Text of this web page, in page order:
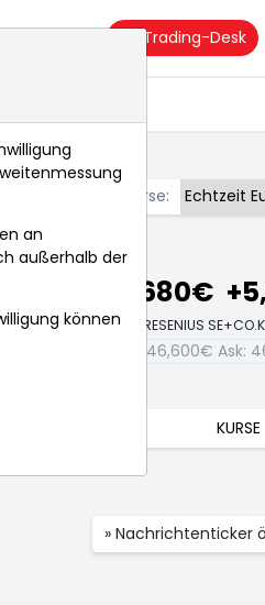
Trading-Desk
Börse:
46,680€
Echtzeit-Aktienkurs FRESENIUS
46,600€ Ask:
KURSE
» Nachrichtenticker
an
außerhalb der
können